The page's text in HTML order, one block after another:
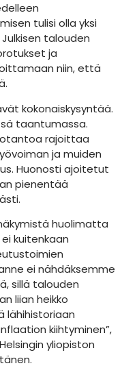
tulisi olla yksi
talouden
ja
niin, että
kokonaiskysyntää.
taantumassa.
rajoittaa
ja muiden
Huonosti ajoitetut
pienentää
huolimatta
kuitenkaan
ei nähdäksemme
sillä talouden
liian heikko
lähihistoriaan
kiihtyminen”,
yliopiston